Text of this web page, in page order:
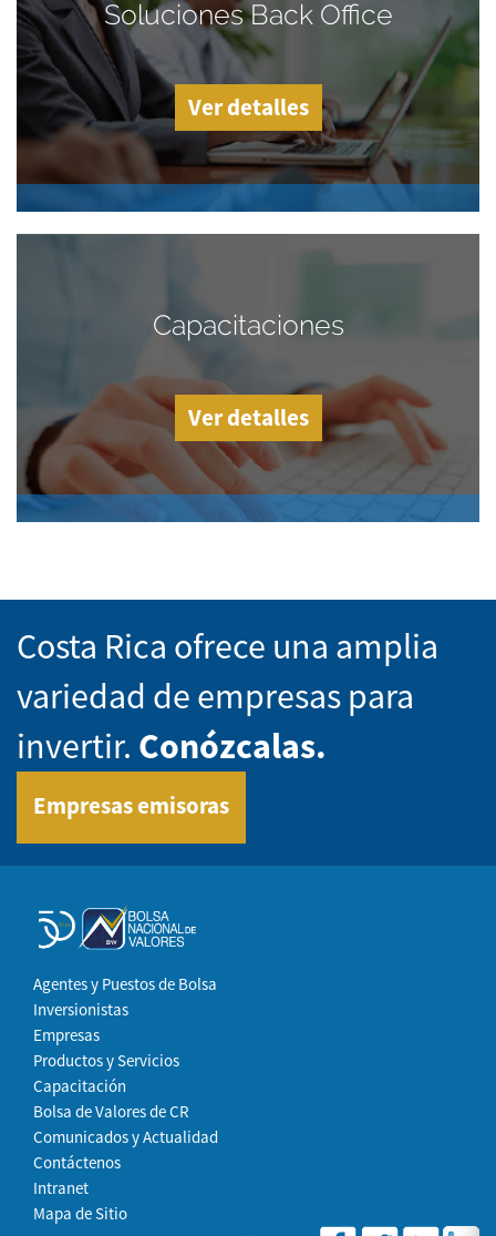
Soluciones Back Office
Ver detalles
Capacitaciones
Ver detalles
Costa Rica ofrece una amplia
variedad de empresas para
invertir. Conózcalas.
Empresas emisoras
Agentes y Puestos de Bolsa
Inversionistas
Empresas
Productos y Servicios
Capacitación
Bolsa de Valores de CR
Comunicados y Actualidad
Contáctenos
Intranet
Mapa de Sitio